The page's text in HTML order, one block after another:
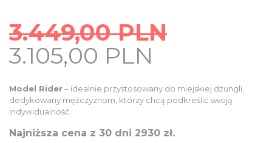
KONTAKT
INFO
3.449,00PLN
Original
price
was:
3.449,00
PLN.
3.105,00 PLN
is:
3.105,00
PLN.
Model Rider– idealnie przystosowany do miejskiej dżungli,
dedykowany mężczyznom, którzy chcą podkreślić swoją
indywidualność.
Najniższa cena z 30 dni 2930 zł.